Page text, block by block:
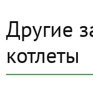
Другие
котлеты